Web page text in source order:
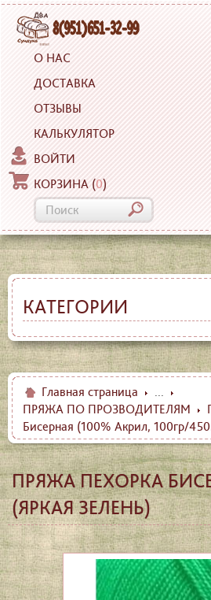
О НАС
ДОСТАВКА
ОТЗЫВЫ
КАЛЬКУЛЯТОР
ВОЙТИ
КОРЗИНА (0)
КАТЕГОРИИ
Главная страница
...
ПРЯЖА ПО ПРОЗВОДИТЕЛЯМ
Бисерная (100% Акрил, 100гр/
ПРЯЖА ПЕХОРКА
(ЯРКАЯ ЗЕЛЕНЬ)